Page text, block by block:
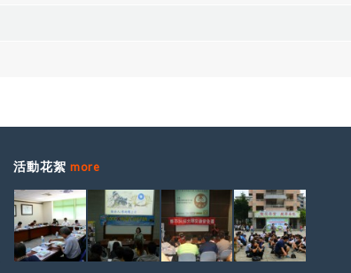
活動花絮 more